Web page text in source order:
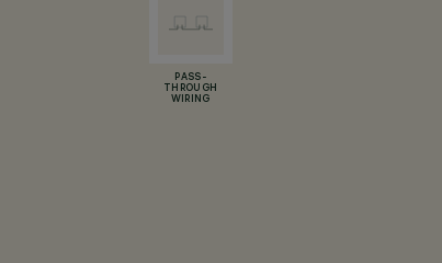
PASS-
THROUGH
WIRING